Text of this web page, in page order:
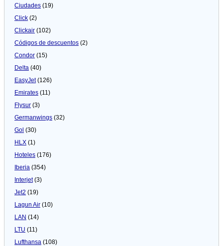
Ciudades (19)
Click (2)
Clickair (102)
Códigos de descuentos (2)
Condor (15)
Delta (40)
EasyJet(126)
Emirates (11)
Flysur (3)
Germanwings (32)
Gol (30)
HLX (1)
Hoteles (176)
Iberia (354)
Interjet(3)
Jet2 (19)
Lagun Air (10)
LAN (14)
LTU (11)
Lufthansa (108)